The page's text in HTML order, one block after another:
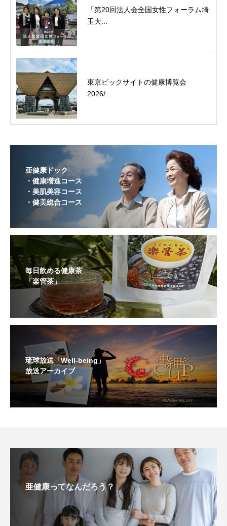
「第20回法人会全国女性フォーラム埼
玉大...
東京ビックサイトの健康博覧会
2026/...
亜健康ドック
・健康増進コース
・美肌美容コース
・健美総合コース
毎日飲める健康茶
「楽管茶」
琉球放送「Well-being」
放送アーカイブ
亜健康ってなんだろう？